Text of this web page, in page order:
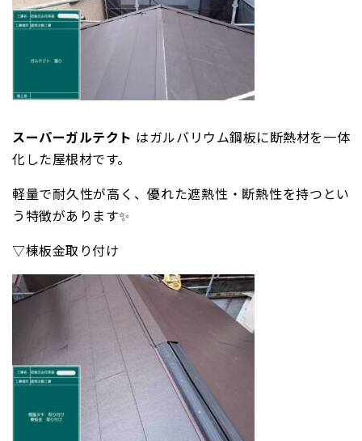
スーパーガルテクト はガルバリウム鋼板に断熱材を一体
化した屋根材です。
軽量で耐久性が高く、優れた遮熱性・断熱性を持つとい
う特徴があります✨
▽棟板金取り付け